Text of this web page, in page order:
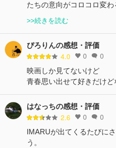
たちの意向がコロコロ変
>>続きを読む
ぴろりんの感想・評価
4.0 0 0
映画しか見てないけど
青春思い出せて好きだけど
はなっちの感想・評価
2.6 0 0
IMARUが出てくるたびに
う。